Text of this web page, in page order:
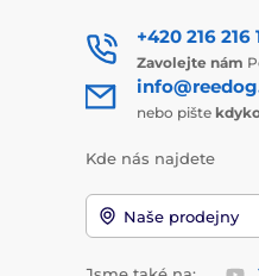
+420 216 216
Zavolejte nám
nebo pište
Kde nás najdete
Naše prodejny